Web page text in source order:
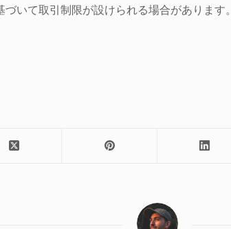
いて取引制限が設けられる場合があります。